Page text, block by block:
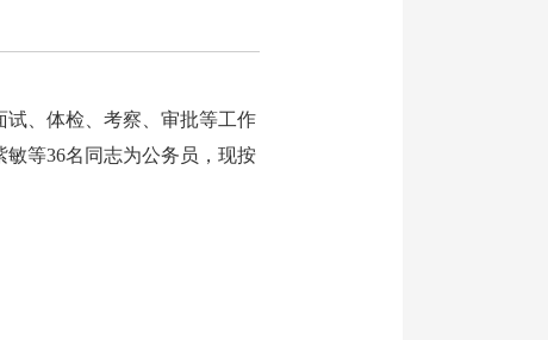
、体检、考察、审批等工作
等36名同志为公务员，现按